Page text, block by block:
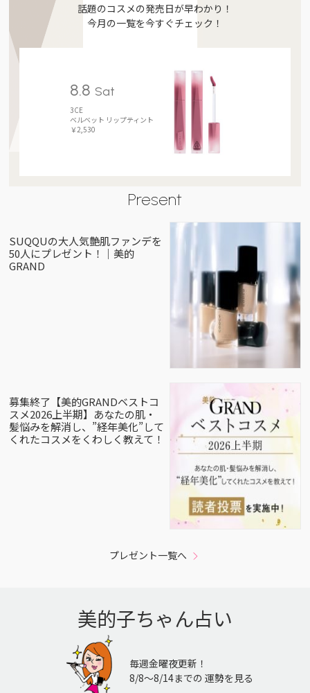
話題のコスメの発売日が早わかり！
今月の一覧を今すぐチェック！
8.8 Sat
3CE
ベルベット リップティント
￥2,530
Present
SUQQUの大人気艶肌ファンデを
50人にプレゼント！｜美的
GRAND
募集終了【美的GRANDベストコ
スメ2026上半期】あなたの肌・
髪悩みを解消し、”経年美化”して
くれたコスメをくわしく教えて！
プレゼント一覧へ
美的子ちゃん占い
毎週金曜夜更新！
8/8〜8/14までの 運勢を見る